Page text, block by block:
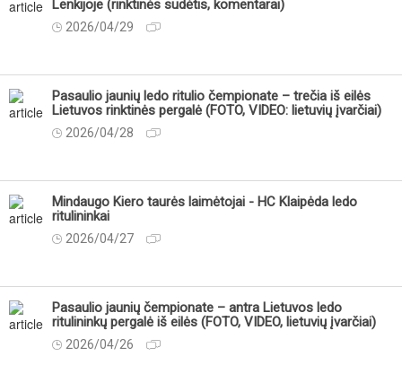
Lenkijoje (rinktinės sudėtis, komentarai)
2026/04/29
Pasaulio jaunių ledo ritulio čempionate – trečia iš eilės
Lietuvos rinktinės pergalė (FOTO, VIDEO: lietuvių įvarčiai)
2026/04/28
Mindaugo Kiero taurės laimėtojai - HC Klaipėda ledo
ritulininkai
2026/04/27
Pasaulio jaunių čempionate – antra Lietuvos ledo
ritulininkų pergalė iš eilės (FOTO, VIDEO, lietuvių įvarčiai)
2026/04/26